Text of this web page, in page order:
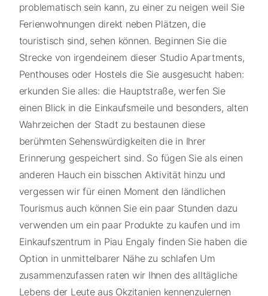
problematisch sein kann, zu einer zu neigen weil Sie
Ferienwohnungen direkt neben Plätzen, die
touristisch sind, sehen können. Beginnen Sie die
Strecke von irgendeinem dieser Studio Apartments,
Penthouses oder Hostels die Sie ausgesucht haben:
erkunden Sie alles: die Hauptstraße, werfen Sie
einen Blick in die Einkaufsmeile und besonders, alten
Wahrzeichen der Stadt zu bestaunen diese
berühmten Sehenswürdigkeiten die in Ihrer
Erinnerung gespeichert sind. So fügen Sie als einen
anderen Hauch ein bisschen Aktivität hinzu und
vergessen wir für einen Moment den ländlichen
Tourismus auch können Sie ein paar Stunden dazu
verwenden um ein paar Produkte zu kaufen und im
Einkaufszentrum in Piau Engaly finden Sie haben die
Option in unmittelbarer Nähe zu schlafen Um
zusammenzufassen raten wir Ihnen des alltägliche
Lebens der Leute aus Okzitanien kennenzulernen